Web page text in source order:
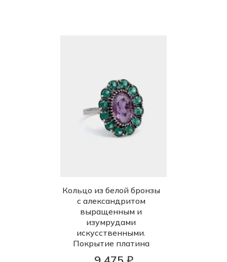
Кольцо из белой бронзы
с александритом
выращенным и
изумрудами
искусственными.
Покрытие платина